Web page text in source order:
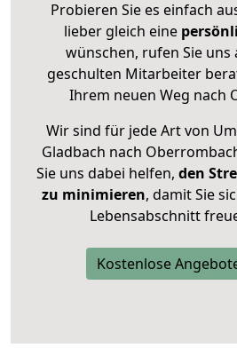
Probieren Sie es einfach
lieber gleich eine
wünschen, rufen Sie uns
geschulten Mitarbeiter
Ihrem neuen Weg nach
Wir sind für jede Art von
Gladbach nach
Sie uns dabei helfen, den
zu minimieren, damit Sie
Lebensabschnitt
Kostenlose